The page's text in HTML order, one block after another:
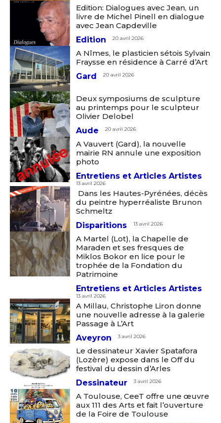
Adresse email*
Nom
Prénom
Statut / Organisation
J'accepte les termes et conditions
Adresse email*
Nom
Prénom
Edition: Dialogues avec Jean, un
livre de Michel Pinell en dialogue
avec Jean Capdeville
Edition
20 avril 2026
A Nîmes, le plasticien sétois Sylvain
Fraysse en résidence à Carré d’Art
Gard
20 avril 2026
Deux symposiums de sculpture
au printemps pour le sculpteur
Olivier Delobel
Aude
20 avril 2026
A Vauvert (Gard), la nouvelle
mairie RN annule une exposition
photo
Entretiens et Articles Artistes
13 avril 2026
Dans les Hautes-Pyrénées, décès
du peintre hyperréaliste Brunon
Schmeltz
Disparitions
13 avril 2026
A Martel (Lot), la Chapelle de
Maraden et ses fresques de
Miklos Bokor en lice pour le
trophée de la Fondation du
Patrimoine
Entretiens et Articles Artistes
13 avril 2026
A Millau, Christophe Liron donne
une nouvelle adresse à la galerie
Passage à L’Art
Aveyron
3 avril 2026
Le dessinateur Xavier Spatafora
(Lozère) expose dans le Off du
festival du dessin d’Arles
Dessinateur
3 avril 2026
A Toulouse, CeeT offre une œuvre
aux 111 des Arts et fait l’ouverture
de la Foire de Toulouse